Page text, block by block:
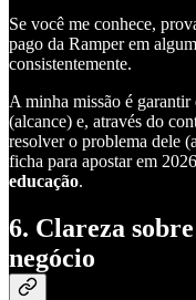
Se você me conhece,
pago da Ramper em
consistentemente.
A minha missão é
(alcance) e, através do
resolver o problema dele
ficha para apostar em
educação.
6. Clareza
negócio